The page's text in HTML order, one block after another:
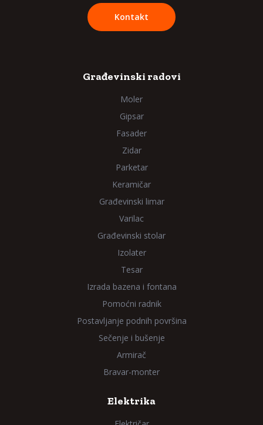
Kontakt
Građevinski radovi
Moler
Gipsar
Fasader
Zidar
Parketar
Keramičar
Građevinski limar
Varilac
Građevinski stolar
Izolater
Tesar
Izrada bazena i fontana
Pomoćni radnik
Postavljanje podnih površina
Sečenje i bušenje
Armirač
Bravar-monter
Elektrika